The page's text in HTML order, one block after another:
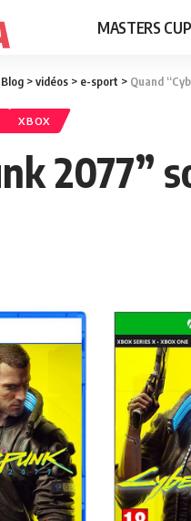
MASTERS CUP
Blog >vidéos > e-sport > Quand
XBOX
2077”